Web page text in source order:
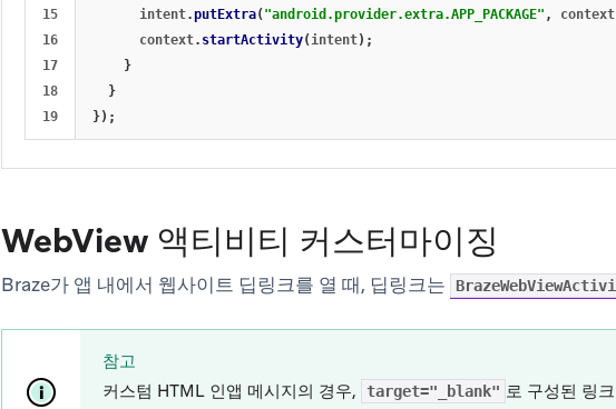
15
16
17
18
intent.putExtra( "android.provider.extra.APP_PACKAGE" , context
context. startActivity(intent);
}
}
});
WebView 액티비티 커스터마이징
Braze가 앱 내에서 웹사이트 딥링크를 열 때, 딥링크는
참고
커스텀 HTML 인앱 메시지의 경우,
target="_blank" 로 구성된 링